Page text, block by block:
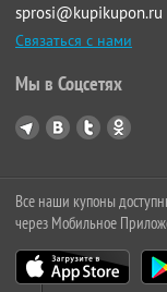
sprosi@kupikupon.ru
Связаться с нами
Мы в Соцсетях
Все наши купоны
через Мобильное